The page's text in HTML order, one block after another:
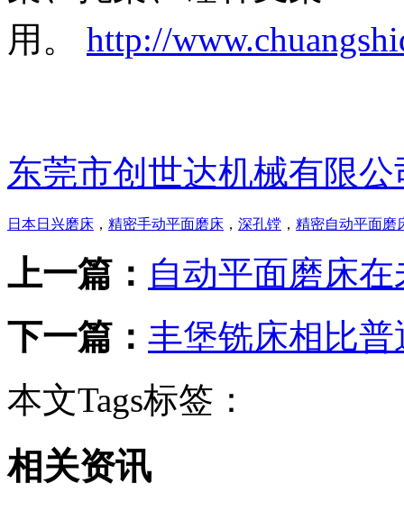
用。
http://
东莞市创世达机械有限公
日本日兴磨床 ， 精密手动平面磨床 ， 深孔镗 ， 精密自动平面磨
上一篇： 自动平面磨床
下一篇： 丰堡铣床相比
本文Tags标签：
相关资讯